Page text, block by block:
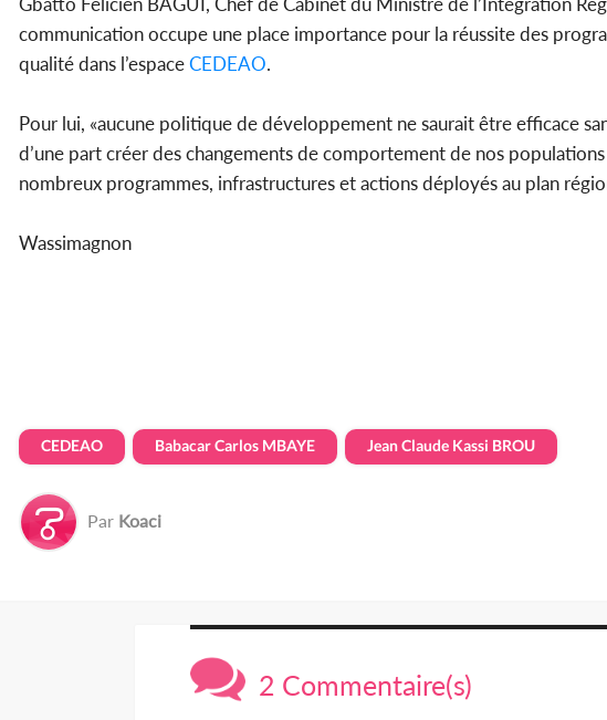
communication occupe une place importance pour la réussite des
qualité dans l’espaceCEDEAO.
Pour lui, «aucune politique de développement ne saurait être efficace
d’une part créer des changements de comportement de nos
nombreux programmes, infrastructures et actions déployés au plan
Wassimagnon
CEDEAO Babacar Carlos MBAYE Jean Claude Kassi BROU
Par Koaci
2 Commentaire(s)